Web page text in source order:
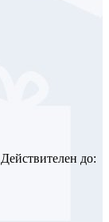
Действителен до: